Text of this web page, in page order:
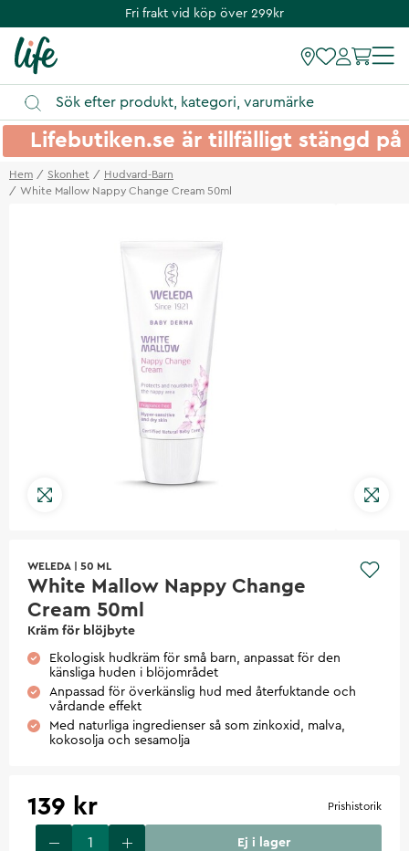
Fri frakt vid köp över 299kr
Lifebutiken.se är tillfälligt stängd
Hem Skonhet
Hudvard-Barn
White Mallow Nappy Change Cream 50ml
WELEDA 50 ML
White Mallow Nappy Change
Cream 50ml
Kräm för blöjbyte
Ekologisk hudkräm för små barn, anpassat för den
känsliga huden i blöjområdet
Anpassad för överkänslig hud med återfuktande och
vårdande effekt
Med naturliga ingredienser så som zinkoxid, malva,
kokosolja och sesamolja
139 kr Prishistorik
Ej i lager